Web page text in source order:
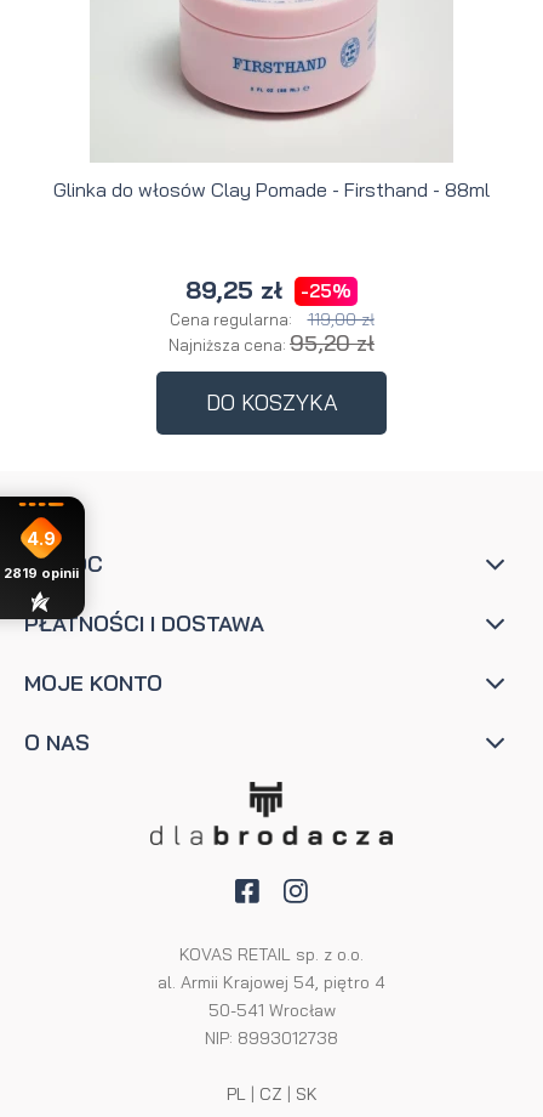
Glinka do włosów Clay Pomade - Firsthand - 88ml
89,25 zł -25%
Cena regularna: 119,00 zł
Najniższa cena: 95,20 zł
DO KOSZYKA
POMOC
PŁATNOŚCI I DOSTAWA
MOJE KONTO
O NAS
KOVAS RETAIL sp. z o.o.
al. Armii Krajowej 54, piętro 4
50-541 Wrocław
NIP: 8993012738
PL| CZ | SK
4.9
2819 opinii